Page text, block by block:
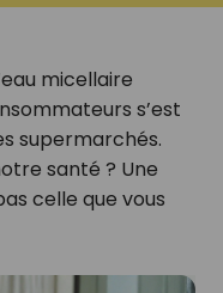
micellaire
s’est
supermarchés.
santé ? Une
celle que vous